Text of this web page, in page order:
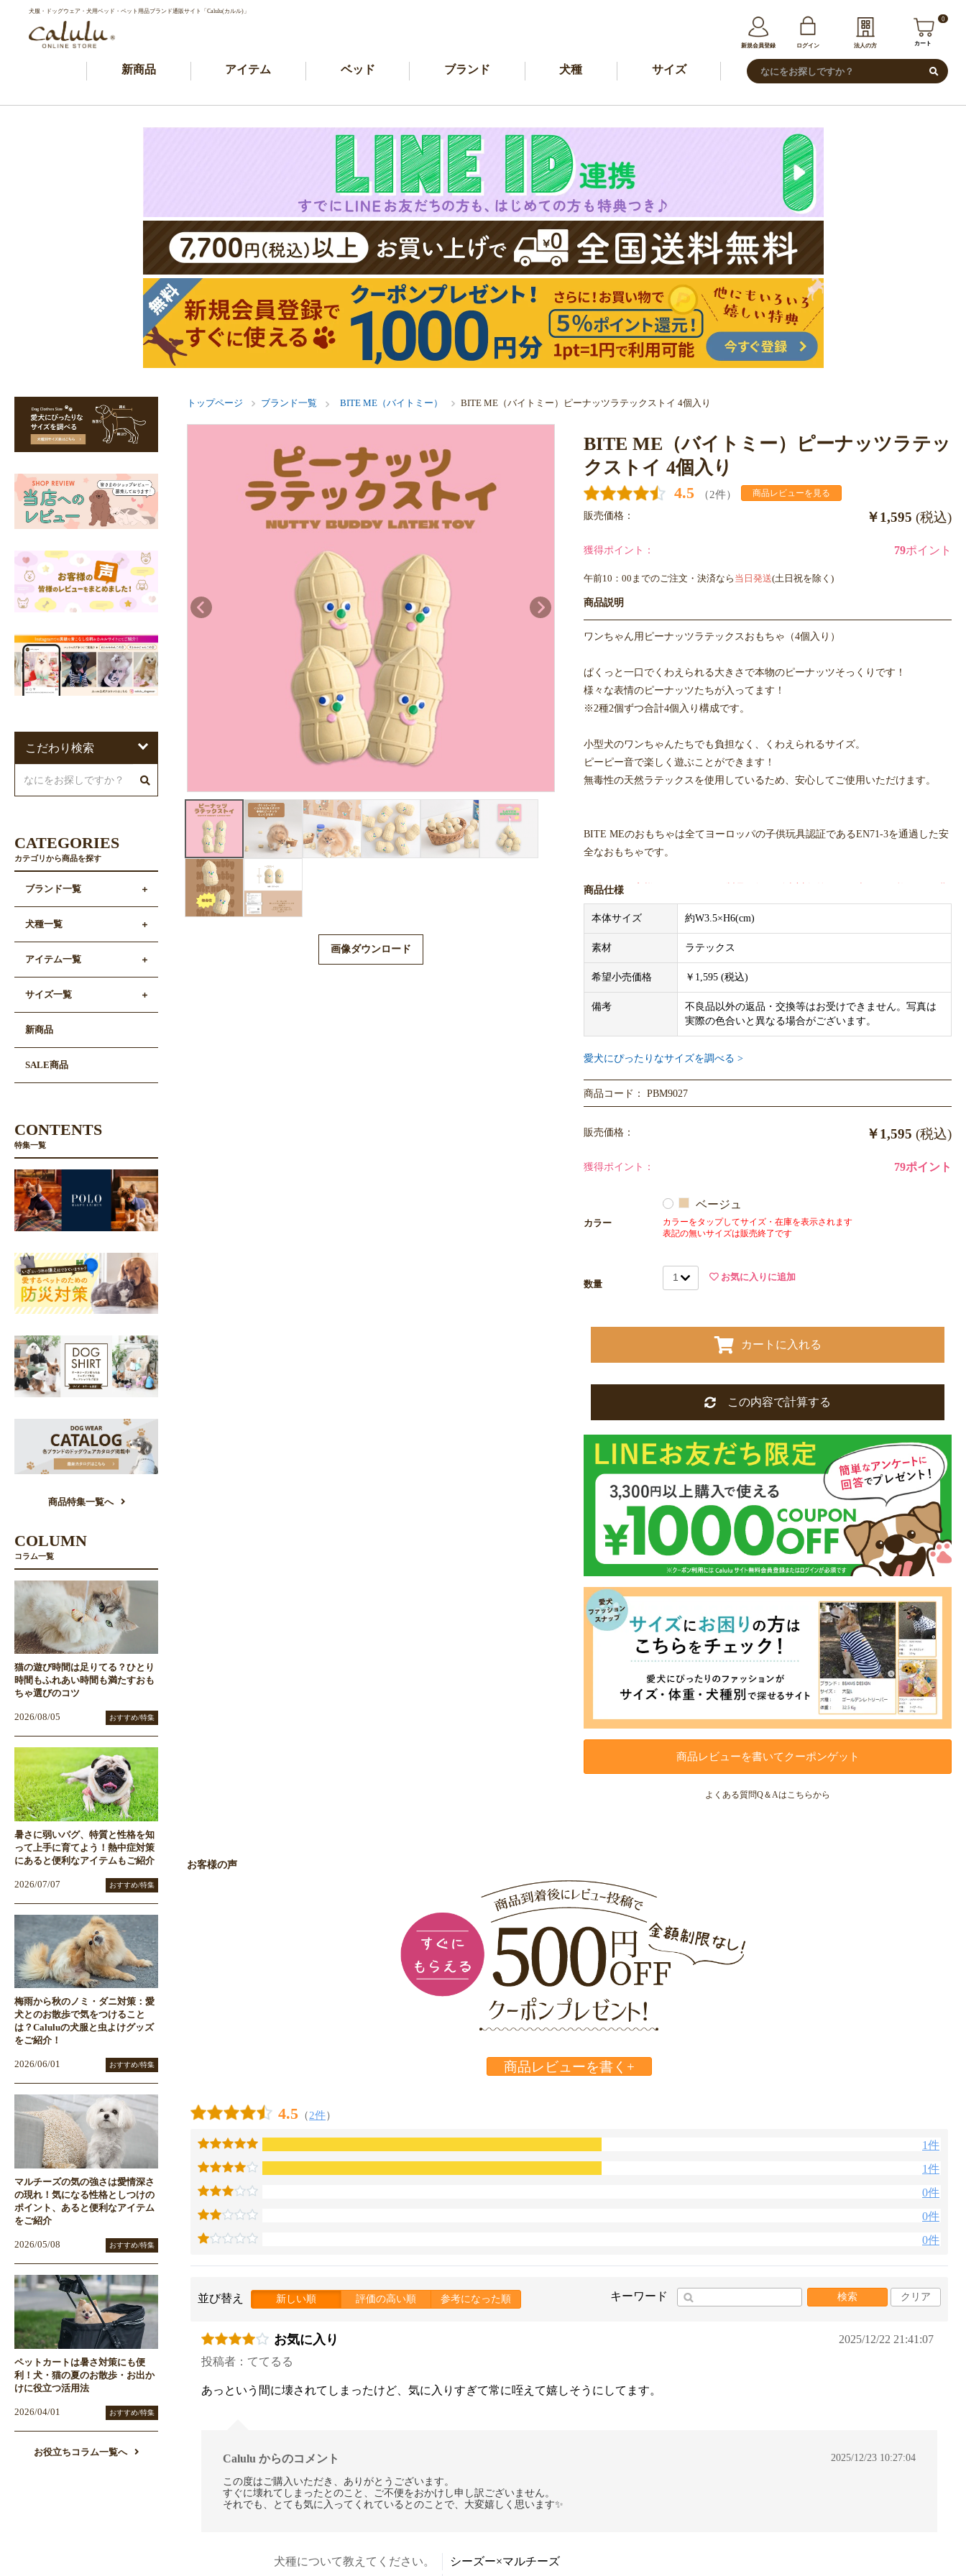
犬服・ドッグウェア・犬用ベッド・ペット用品ブランド通販サイト「Calulu(カルル)」
新規会員登録 ログイン 法人の方
0
カート
新商品 アイテム ベッド ブランド 犬種 サイズ
トップページ ブランド一覧 BITE ME（バイトミー） BITE ME（バイトミー）ピーナッツラテックストイ 4個入り
画像ダウンロード
BITE ME（バイトミー）ピーナッツラテッ
クストイ 4個入り
4.5 （2件） 商品レビューを見る
販売価格： ￥1,595 (税込)
獲得ポイント： 79ポイント
午前10：00までのご注文・決済なら 当日発送(土日祝を除く)
商品説明
ワンちゃん用ピーナッツラテックスおもちゃ（4個入り）
ぱくっと一口でくわえられる大きさで本物のピーナッツそっくりです！
様々な表情のピーナッツたちが入ってます！
※2種2個ずつ合計4個入り構成です。
小型犬のワンちゃんたちでも負担なく、くわえられるサイズ。
ピーピー音で楽しく遊ぶことができます！
無毒性の天然ラテックスを使用しているため、安心してご使用いただけます。
BITE MEのおもちゃは全てヨーロッパの子供玩具認証であるEN71-3を通過した安
全なおもちゃです。
※法人のお客様へ、BITE MEの製品は卸し販売対象外です。表示の価格、及び購
入価格はメーカー希望小売価格です。
※商品画像はサンプルのため、色味やサイズ等の仕様に変更がある場合がござい
ますので、予めご了承ください。
商品仕様
本体サイズ 約W3.5×H6(cm)
素材 ラテックス
希望小売価格 ￥1,595 (税込)
備考
不良品以外の返品・交換等はお受けできません。写真は
実際の色合いと異なる場合がございます。
愛犬にぴったりなサイズを調べる >
商品コード： PBM9027
販売価格： ￥1,595 (税込)
獲得ポイント： 79ポイント
カラー
ベージュ
カラーをタップしてサイズ・在庫を表示されます
表記の無いサイズは販売終了です
数量
お気に入りに追加
カートに入れる
カートへ進む
この内容で計算する
商品レビューを書いてクーポンゲット
よくある質問Q＆Aはこちらから
お客様の声
商品レビューを書く+
4.5 （2件）
1件
1件
0件
0件
0件
並び替え 新しい順 評価の高い順 参考になった順 キーワード 検索 クリア
お気に入り
2025/12/22 21:41:07
投稿者：ててるる
あっという間に壊されてしまったけど、気に入りすぎて常に咥えて嬉しそうにしてます。
Calulu からのコメント 2025/12/23 10:27:04
この度はご購入いただき、ありがとうございます。
すぐに壊れてしまったとのこと、ご不便をおかけし申し訳ございません。
それでも、とても気に入ってくれているとのことで、大変嬉しく思います✨
犬種について教えてください。
シーズー×マルチーズ
こだわり検索
CATEGORIES
カテゴリから商品を探す
ブランド一覧
犬種一覧
アイテム一覧
サイズ一覧
新商品
SALE商品
CONTENTS
特集一覧
商品特集一覧へ
COLUMN
コラム一覧
猫の遊び時間は足りてる？ひとり
時間もふれあい時間も満たすおも
ちゃ選びのコツ
2026/08/05 おすすめ/特集
暑さに弱いパグ、特質と性格を知
って上手に育てよう！熱中症対策
にあると便利なアイテムもご紹介
2026/07/07 おすすめ/特集
梅雨から秋のノミ・ダニ対策：愛
犬とのお散歩で気をつけること
は？Caluluの犬服と虫よけグッズ
をご紹介！
2026/06/01 おすすめ/特集
マルチーズの気の強さは愛情深さ
の現れ！気になる性格としつけの
ポイント、あると便利なアイテム
をご紹介
2026/05/08 おすすめ/特集
ペットカートは暑さ対策にも便
利！犬・猫の夏のお散歩・お出か
けに役立つ活用法
2026/04/01 おすすめ/特集
お役立ちコラム一覧へ